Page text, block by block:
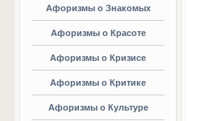
Афоризмы о Знакомых
Афоризмы о Красоте
Афоризмы о Кризисе
Афоризмы о Критике
Афоризмы о Культуре